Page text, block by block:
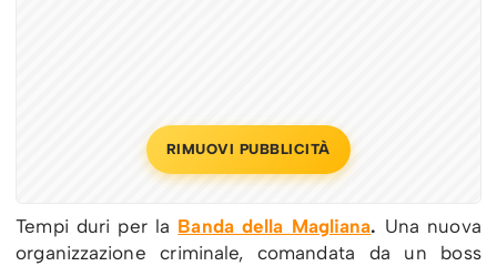
RIMUOVI PUBBLICITÀ
Tempi duri per la Banda della Magliana. Una nuova
organizzazione criminale, comandata da un boss